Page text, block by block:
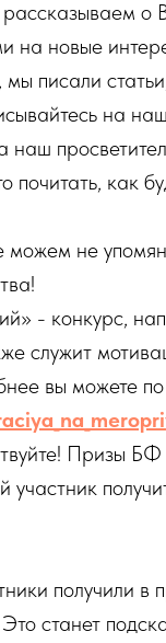
о
на новые
мы писали
на
наш
почитать, как
не
- конкурс,
служит
вы можете
Призы
участник
получили в
станет